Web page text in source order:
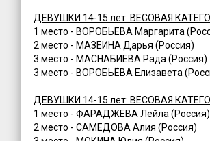
ДЕВУШКИ 14-15 лет: ВЕСОВАЯ
1 место - ВОРОБЬЕВА Маргарита
2 место - МАЗЕИНА Дарья (Россия)
3 место - МАСНАБИЕВА Рада (Россия)
3 место - ВОРОБЬЁВА Елизавета
ДЕВУШКИ 14-15 лет: ВЕСОВАЯ
1 место - ФАРАДЖЕВА Лейла (Россия)
2 место - САМЕДОВА Алия (Россия)